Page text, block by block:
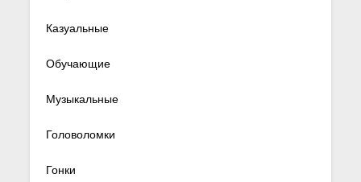
Казуальные
Обучающие
Музыкальные
Головоломки
Гонки